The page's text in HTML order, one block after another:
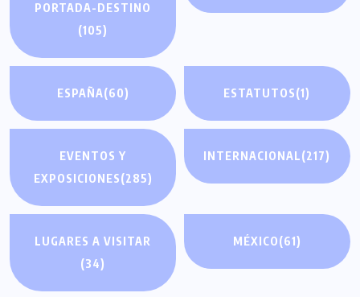
PORTADA-DESTINO
(105)
ESPAÑA(60) ESTATUTOS(1)
EVENTOS Y
EXPOSICIONES(285)
INTERNACIONAL(217)
LUGARES A VISITAR
(34)
MÉXICO(61)